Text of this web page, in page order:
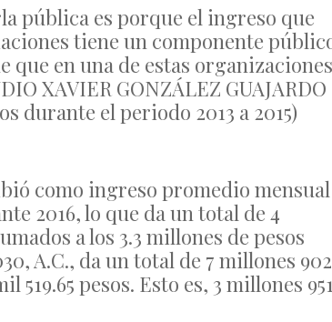
pública es porque el ingreso que
tiene un componente
en una de estas
XAVIER GONZÁLEZ GUAJARDO
durante el periodo 2013 a 2015)
como ingreso promedio mensual
2016, lo que da un total de 4
a los 3.3 millones de pesos
A.C., da un total de 7 millones 902
519.65 pesos. Esto es, 3 millones